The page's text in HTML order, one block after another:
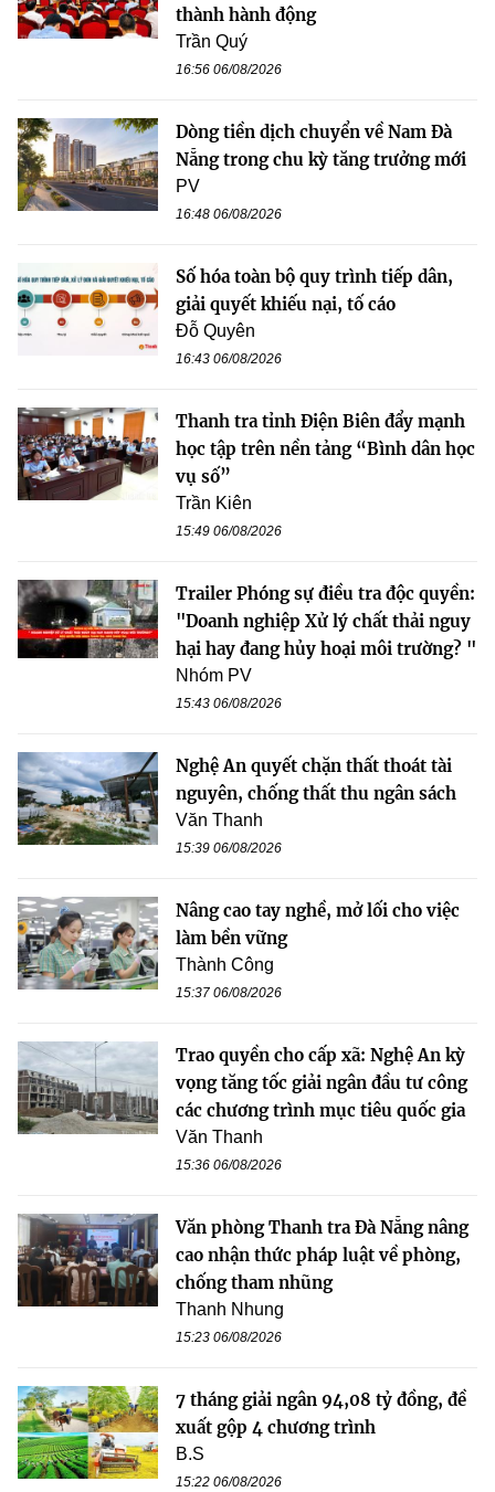
thành hành động
Trần Quý
16:56 06/08/2026
Dòng tiền dịch chuyển về Nam Đà
Nẵng trong chu kỳ tăng trưởng mới
PV
16:48 06/08/2026
Số hóa toàn bộ quy trình tiếp dân,
giải quyết khiếu nại, tố cáo
Đỗ Quyên
16:43 06/08/2026
Thanh tra tỉnh Điện Biên đẩy mạnh
học tập trên nền tảng “Bình dân học
vụ số”
Trần Kiên
15:49 06/08/2026
Trailer Phóng sự điều tra độc quyền:
"Doanh nghiệp Xử lý chất thải nguy
hại hay đang hủy hoại môi trường? "
Nhóm PV
15:43 06/08/2026
Nghệ An quyết chặn thất thoát tài
nguyên, chống thất thu ngân sách
Văn Thanh
15:39 06/08/2026
Nâng cao tay nghề, mở lối cho việc
làm bền vững
Thành Công
15:37 06/08/2026
Trao quyền cho cấp xã: Nghệ An kỳ
vọng tăng tốc giải ngân đầu tư công
các chương trình mục tiêu quốc gia
Văn Thanh
15:36 06/08/2026
Văn phòng Thanh tra Đà Nẵng nâng
cao nhận thức pháp luật về phòng,
chống tham nhũng
Thanh Nhung
15:23 06/08/2026
7 tháng giải ngân 94,08 tỷ đồng, đề
xuất gộp 4 chương trình
B.S
15:22 06/08/2026